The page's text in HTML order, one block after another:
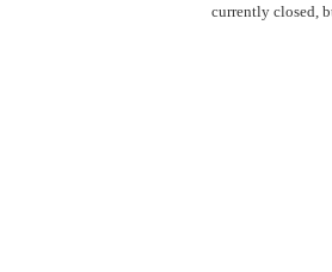
currently closed,